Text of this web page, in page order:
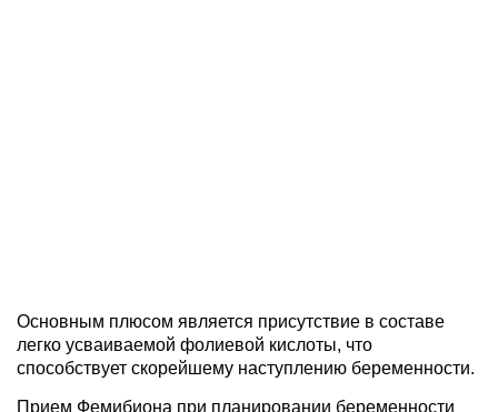
Основным плюсом является присутствие в составе
легко усваиваемой фолиевой кислоты, что
способствует скорейшему наступлению беременности.
Прием Фемибиона при планировании беременности